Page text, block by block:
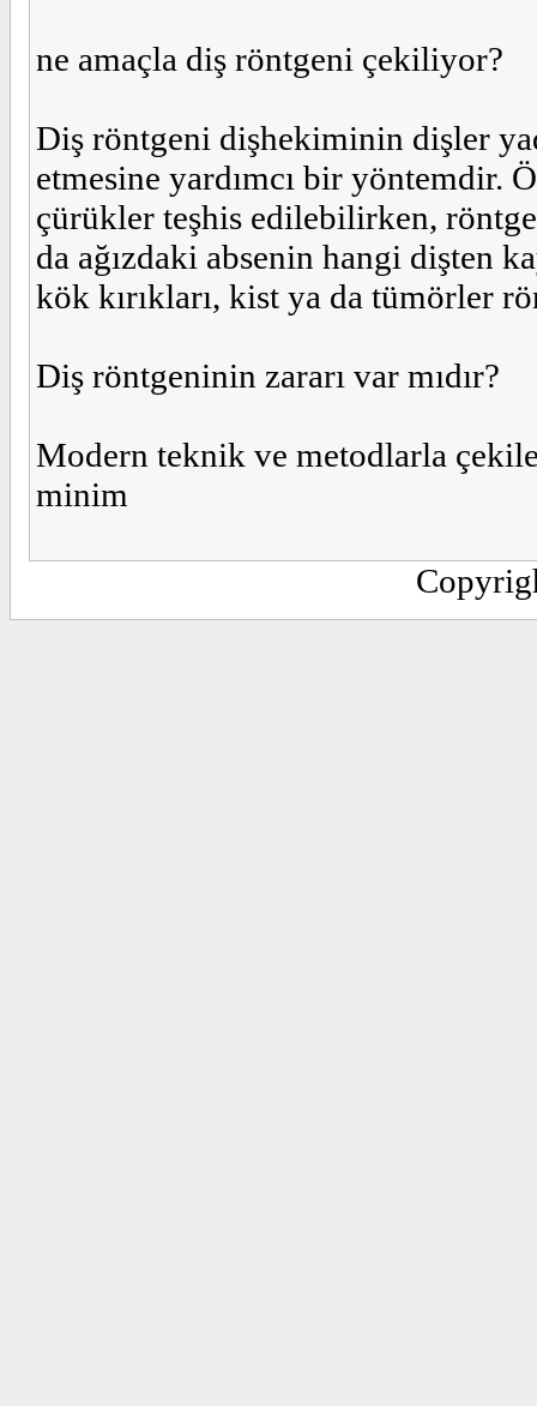
ne amaçla diş röntgeni çekiliyor?
Diş röntgeni dişhekiminin dişler
etmesine yardımcı bir yöntemdir.
çürükler teşhis edilebilirken,
da ağızdaki absenin hangi dişten
kök kırıkları, kist ya da tümörler
Diş röntgeninin zararı var mıdır?
Modern teknik ve metodlarla
minim